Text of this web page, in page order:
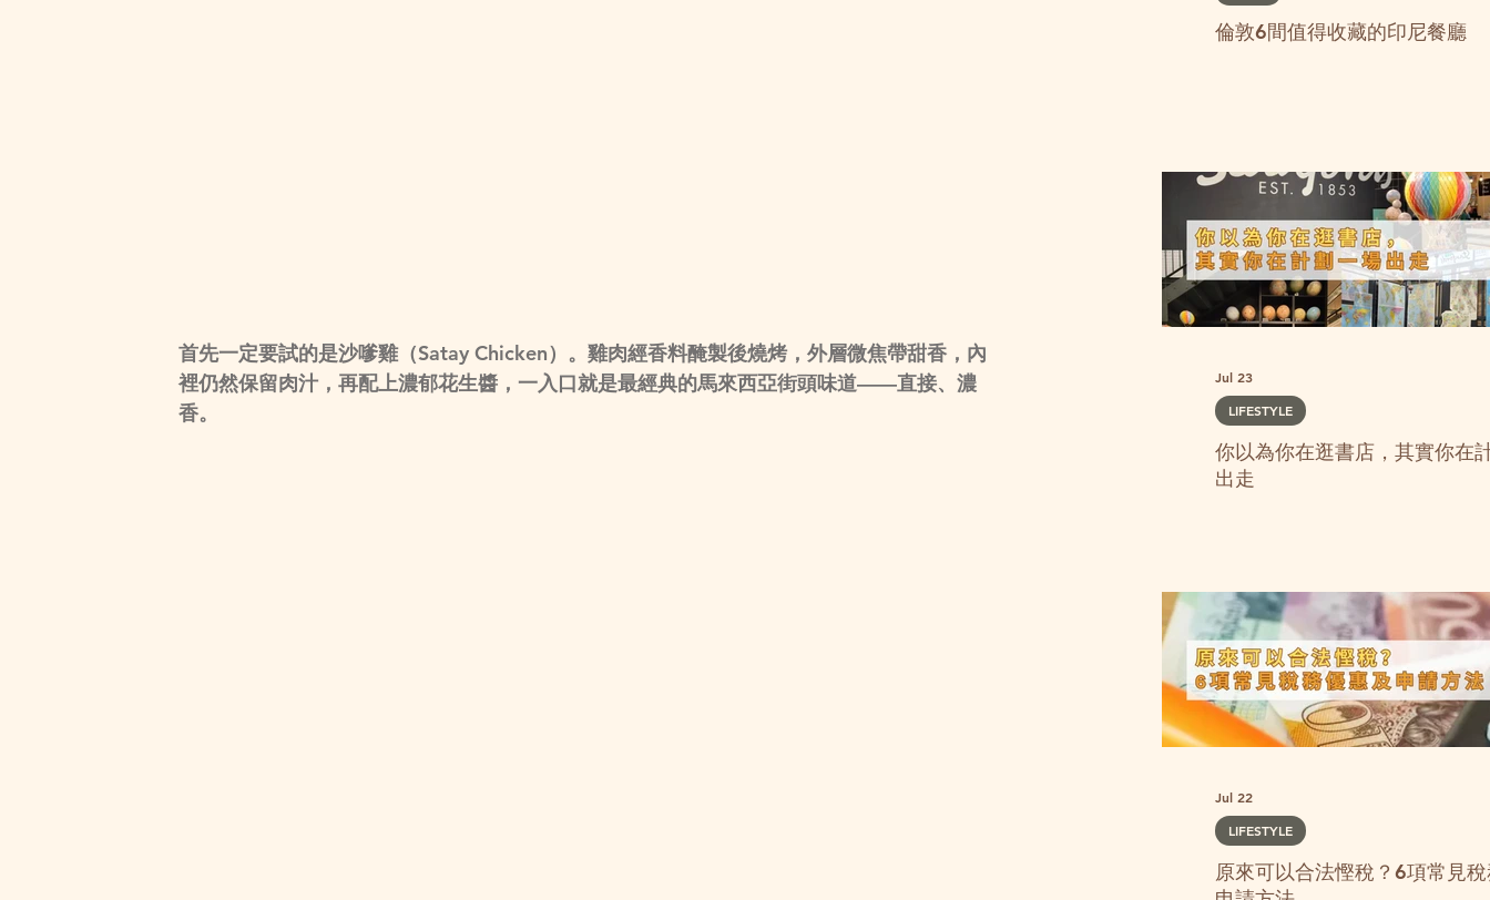
首先一定要試的是沙嗲雞（Satay Chicken） 。雞肉經香料醃製後燒烤，外層微焦帶甜香，內
裡仍然保留肉汁，再配上濃郁花生醬，一入口就是最經典的馬來西亞街頭味道——直接、濃
香。
倫敦6間值得收藏的印尼餐廳
你以為你在逛書店，其實你在
出走
LIFESTYLE
Jul 23
原來可以合法慳稅？6項常見
LIFESTYLE
Jul 22